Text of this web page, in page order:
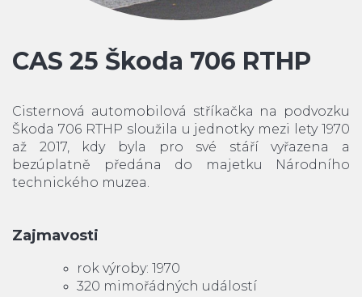
CAS 25 Škoda 706 RTHP
Cisternová automobilová stříkačka na podvozku
Škoda 706 RTHP sloužila u jednotky mezi lety 1970
až 2017, kdy byla pro své stáří vyřazena a
bezúplatně předána do majetku Národního
technického muzea.
Zajmavosti
rok výroby: 1970
320 mimořádných událostí